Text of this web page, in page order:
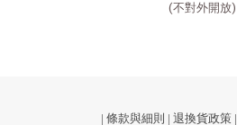
(不對外開放)
| 條款與細則 | 退換貨政策|